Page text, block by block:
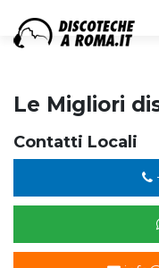
Le Migliori
Contatti Locali